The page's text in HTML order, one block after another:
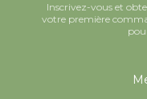
Inscrivez-vous et
votre première